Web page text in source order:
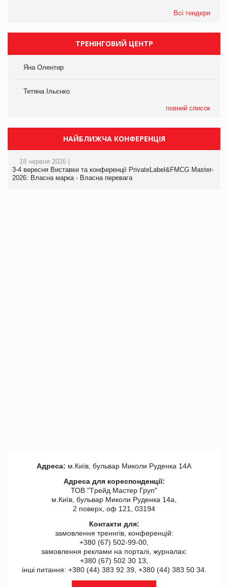
Всі тендери
ТРЕНІНГОВИЙ ЦЕНТР
Яна Олентир
Тетяна Ільєнко
повний список
НАЙБЛИЖЧА КОНФЕРЕНЦІЯ
18 червня 2026 |
3-4 вересня Виставки та конференції PrivateLabel&FMCG Master-
2026: Власна марка - Власна перевага
Адреса: м.Київ, бульвар Миколи Руденка 14А
Адреса для кореспонденції:
ТОВ "Tрейд Мастер Груп"
м.Київ, бульвар Миколи Руденка 14а,
2 поверх, оф 121, 03194
Контакти для:
замовлення треннгів, конференцій:
+380 (67) 502-99-00,
замовлення реклами на порталі, журналах:
+380 (67) 502 30 13,
інші питання: +380 (44) 383 92 39, +380 (44) 383 50 34.